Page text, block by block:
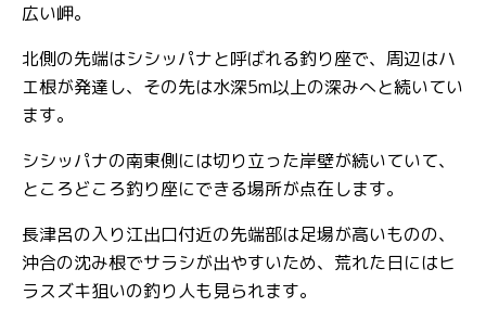
広い岬。
北側の先端はシシッパナと呼ばれる釣り座で、周辺はハ
エ根が発達し、その先は水深5m以上の深みへと続いてい
ます。
シシッパナの南東側には切り立った岸壁が続いていて、
ところどころ釣り座にできる場所が点在します。
長津呂の入り江出口付近の先端部は足場が高いものの、
沖合の沈み根でサラシが出やすいため、荒れた日にはヒ
ラスズキ狙いの釣り人も見られます。